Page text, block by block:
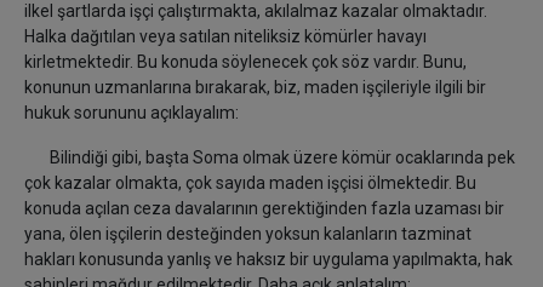
ilkel şartlarda işçi çalıştırmakta, akılalmaz kazalar olmaktadır.
Halka dağıtılan veya satılan niteliksiz kömürler havayı
kirletmektedir. Bu konuda söylenecek çok söz vardır. Bunu,
konunun uzmanlarına bırakarak, biz, maden işçileriyle ilgili bir
hukuk sorununu açıklayalım:
Bilindiği gibi, başta Soma olmak üzere kömür ocaklarında pek
çok kazalar olmakta, çok sayıda maden işçisi ölmektedir. Bu
konuda açılan ceza davalarının gerektiğinden fazla uzaması bir
yana, ölen işçilerin desteğinden yoksun kalanların tazminat
hakları konusunda yanlış ve haksız bir uygulama yapılmakta, hak